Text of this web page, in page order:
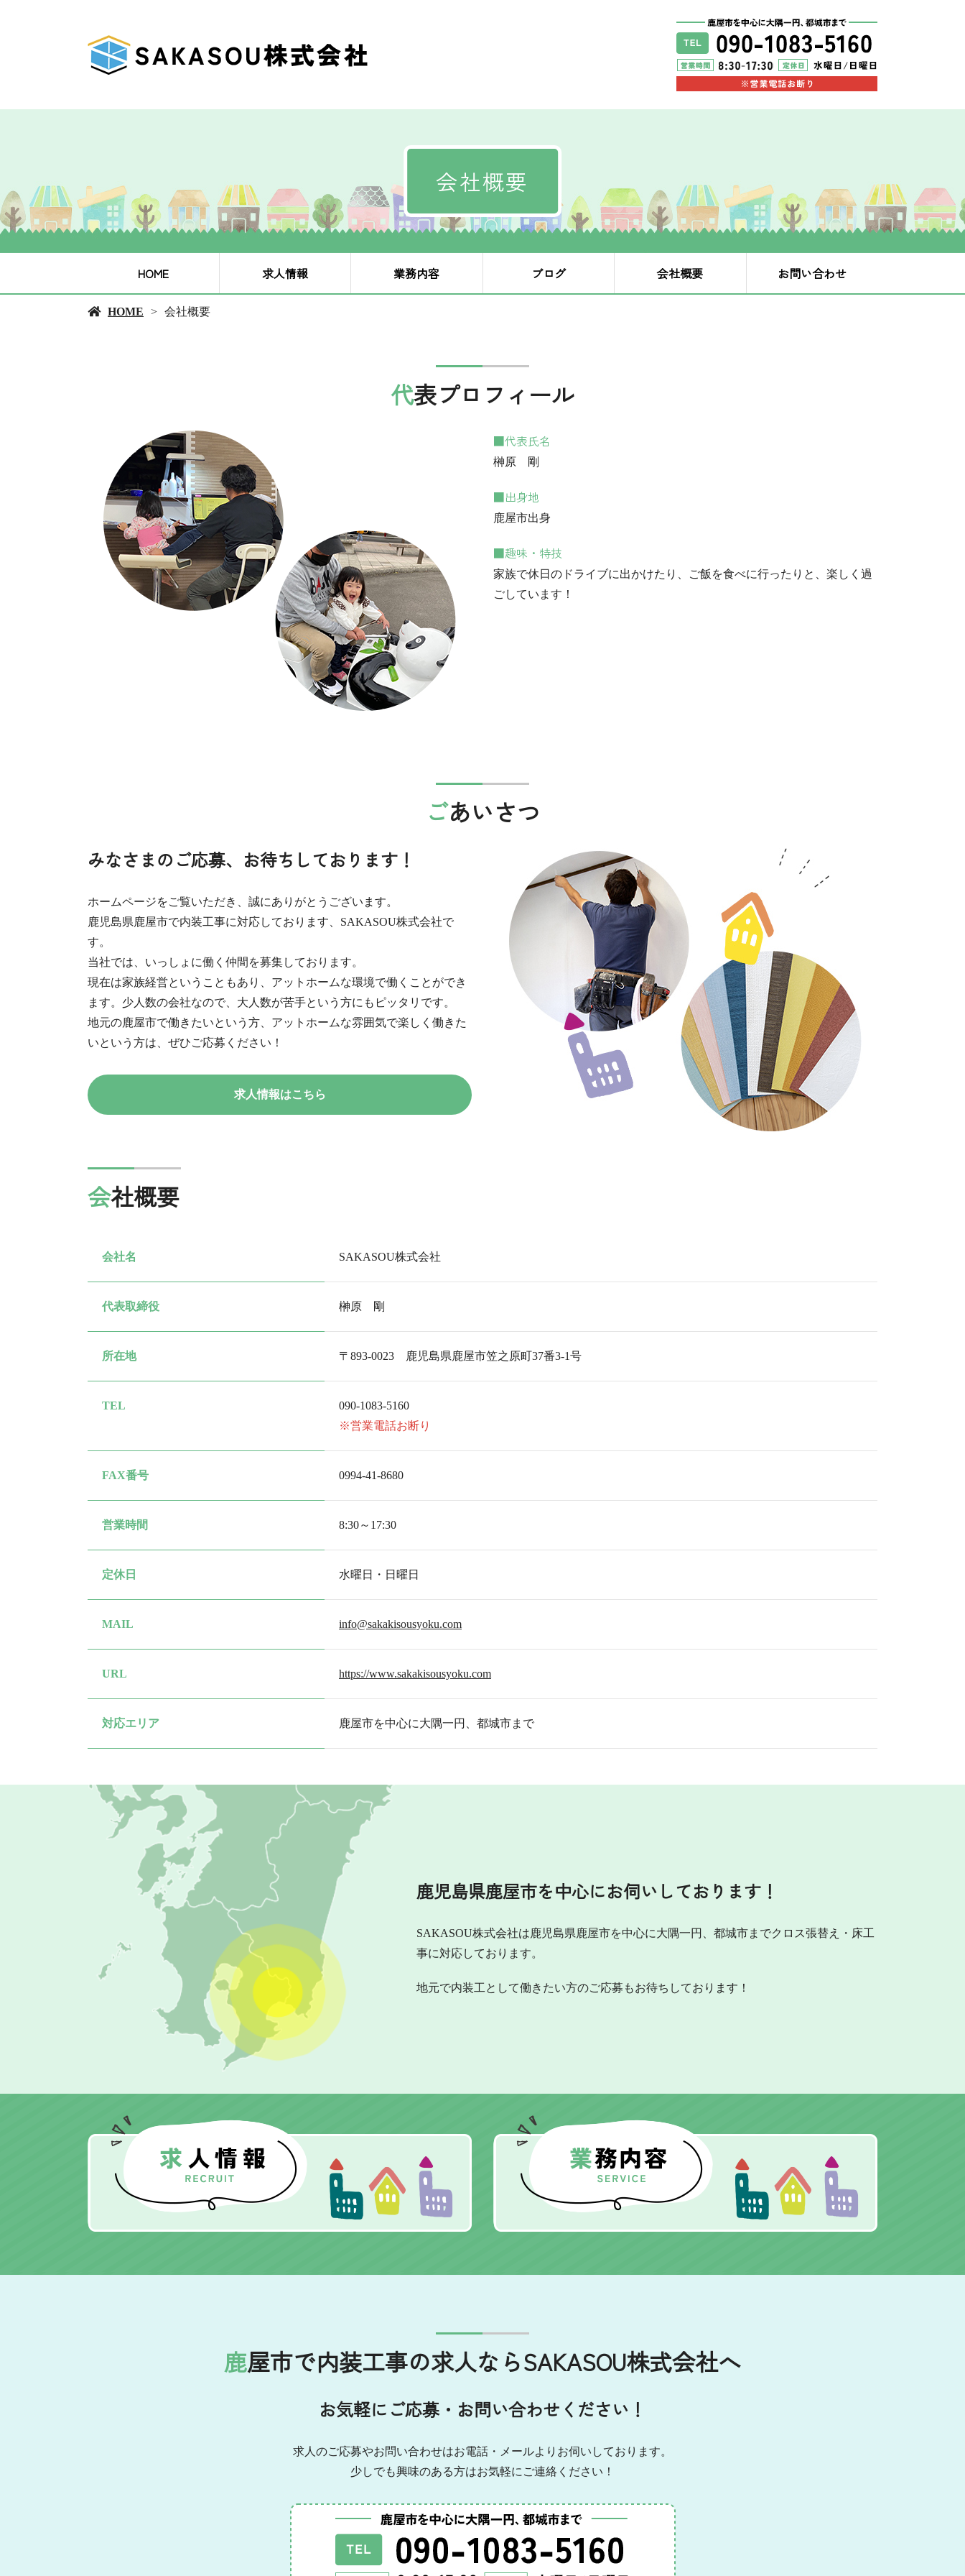
会社概要
HOME 求人情報 業務内容 ブログ 会社概要 お問い合わせ
HOME 会社概要
代表プロフィール
■代表氏名
榊原 剛
■出身地
鹿屋市出身
■趣味・特技
家族で休日のドライブに出かけたり、ご飯を食べに行ったりと、楽しく過
ごしています！
ごあいさつ
みなさまのご応募、お待ちしております！
ホームページをご覧いただき、誠にありがとうございます。
鹿児島県鹿屋市で内装工事に対応しております、SAKASOU株式会社で
す。
当社では、いっしょに働く仲間を募集しております。
現在は家族経営ということもあり、アットホームな環境で働くことができ
ます。少人数の会社なので、大人数が苦手という方にもピッタリです。
地元の鹿屋市で働きたいという方、アットホームな雰囲気で楽しく働きた
いという方は、ぜひご応募ください！
求人情報はこちら
会社概要
会社名 SAKASOU株式会社
代表取締役 榊原 剛
所在地 〒893-0023 鹿児島県鹿屋市笠之原町37番3-1号
TEL
090-1083-5160
※営業電話お断り
FAX番号 0994-41-8680
営業時間 8:30～17:30
定休日 水曜日・日曜日
MAIL info@sakakisousyoku.com
URL https://www.sakakisousyoku.com
対応エリア 鹿屋市を中心に大隅一円、都城市まで
鹿児島県鹿屋市を中心にお伺いしております！
SAKASOU株式会社は鹿児島県鹿屋市を中心に大隅一円、都城市までクロス張替え・床工
事に対応しております。
地元で内装工として働きたい方のご応募もお待ちしております！
鹿屋市で内装工事の求人ならSAKASOU株式会社へ
お気軽にご応募・お問い合わせください！
求人のご応募やお問い合わせはお電話・メールよりお伺いしております。
少しでも興味のある方はお気軽にご連絡ください！